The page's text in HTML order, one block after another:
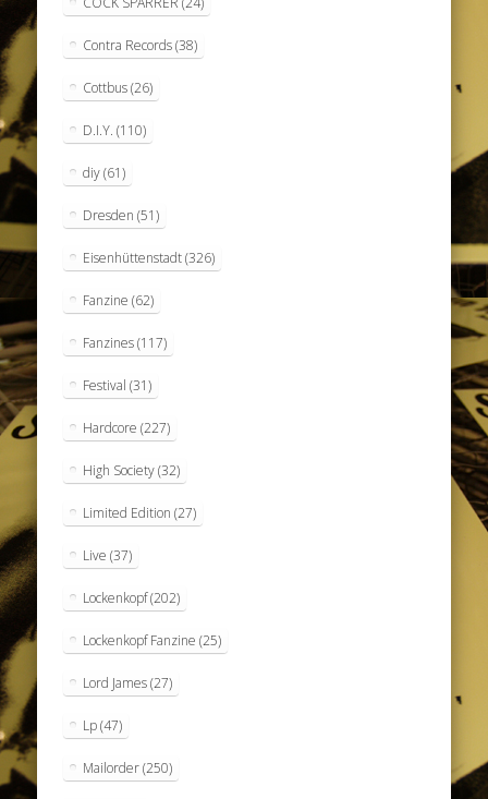
Contra Records(38)
Cottbus(26)
D.I.Y. (110)
diy(61)
Dresden (51)
Eisenhüttenstadt(326)
Fanzine (62)
Fanzines(117)
Festival (31)
Hardcore (227)
High Society(32)
Limited Edition (27)
Live (37)
Lockenkopf(202)
Lockenkopf Fanzine (25)
Lord James(27)
Lp(47)
Mailorder(250)